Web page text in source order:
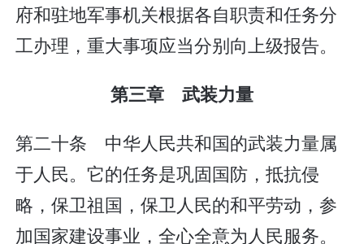
府和驻地军事机关根据各自职责和任务分
工办理，重大事项应当分别向上级报告。
第三章 武装力量
第二十条 中华人民共和国的武装力量属
于人民。它的任务是巩固国防，抵抗侵
略，保卫祖国，保卫人民的和平劳动，参
加国家建设事业，全心全意为人民服务。